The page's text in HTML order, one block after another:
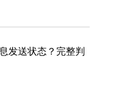
发送状态？完整判